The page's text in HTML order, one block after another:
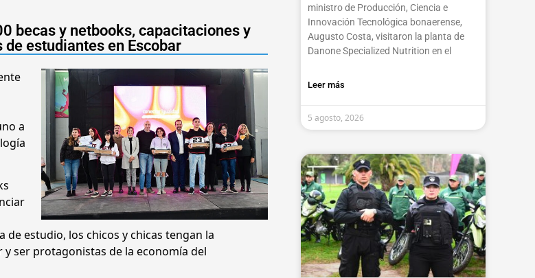
becas y netbooks, capacitaciones y
estudiantes en Escobar
a
estudio, los chicos y chicas tengan la
ser protagonistas de la economía del
ministro de Producción, Ciencia e
Innovación Tecnológica bonaerense,
Augusto Costa, visitaron la planta de
Danone Specialized Nutrition en el
Leer más
5 agosto, 2026